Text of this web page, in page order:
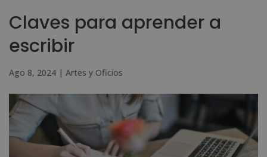
Claves para aprender a
escribir
Ago 8, 2024 | Artes y Oficios